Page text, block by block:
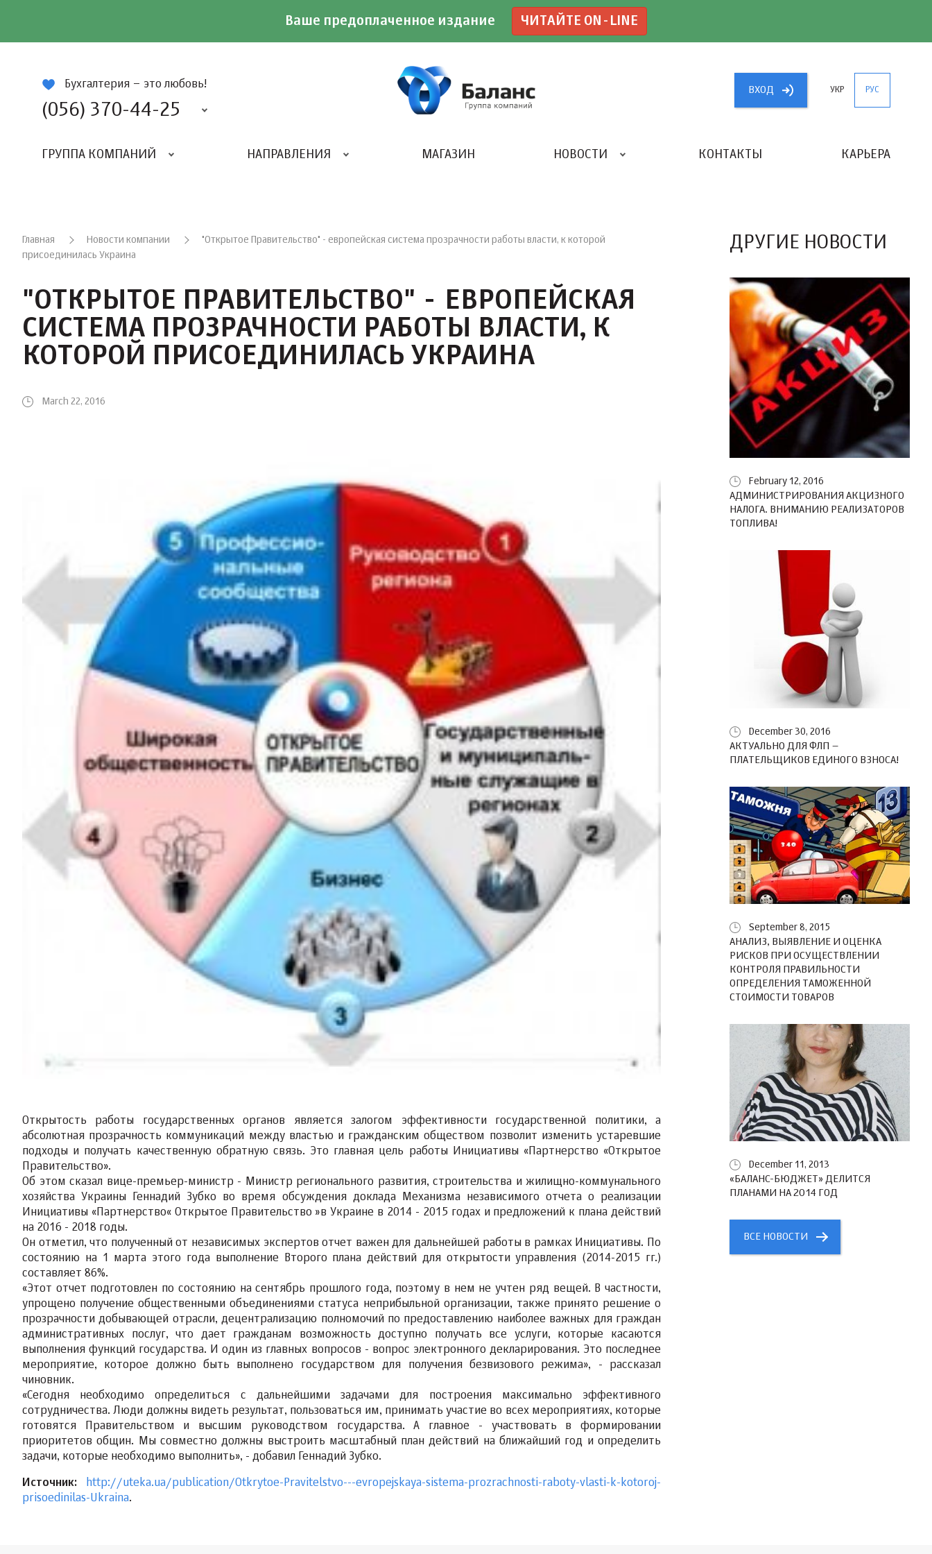
Ваше предоплаченное издание ЧИТАЙТЕ ON-LINE
Бухгалтерия – это любовь!
(056) 370-44-25
ВХОД УКР РУС
ГРУППА КОМПАНИЙ НАПРАВЛЕНИЯ МАГАЗИН НОВОСТИ КОНТАКТЫ КАРЬЕРА
Главная Новости компании
"Открытое Правительство" - европейская система прозрачности работы власти, к которой
присоединилась Украина
"ОТКРЫТОЕ ПРАВИТЕЛЬСТВО" - ЕВРОПЕЙСКАЯ
СИСТЕМА ПРОЗРАЧНОСТИ РАБОТЫ ВЛАСТИ, К
КОТОРОЙ ПРИСОЕДИНИЛАСЬ УКРАИНА
March 22, 2016
Открытость работы государственных органов является залогом эффективности государственной политики, а
абсолютная прозрачность коммуникаций между властью и гражданским обществом позволит изменить устаревшие
подходы и получать качественную обратную связь. Это главная цель работы Инициативы «Партнерство «Открытое
Правительство».
Об этом сказал вице-премьер-министр - Министр регионального развития, строительства и жилищно-коммунального
хозяйства Украины Геннадий Зубко во время обсуждения доклада Механизма независимого отчета о реализации
Инициативы «Партнерство« Открытое Правительство »в Украине в 2014 - 2015 годах и предложений к плана действий
на 2016 - 2018 годы.
Он отметил, что полученный от независимых экспертов отчет важен для дальнейшей работы в рамках Инициативы. По
состоянию на 1 марта этого года выполнение Второго плана действий для открытости управления (2014-2015 гг.)
составляет 86%.
«Этот отчет подготовлен по состоянию на сентябрь прошлого года, поэтому в нем не учтен ряд вещей. В частности,
упрощено получение общественными объединениями статуса неприбыльной организации, также принято решение о
прозрачности добывающей отрасли, децентрализацию полномочий по предоставлению наиболее важных для граждан
административных послуг, что дает гражданам возможность доступно получать все услуги, которые касаются
выполнения функций государства. И один из главных вопросов - вопрос электронного декларирования. Это последнее
мероприятие, которое должно быть выполнено государством для получения безвизового режима», - рассказал
чиновник.
«Сегодня необходимо определиться с дальнейшими задачами для построения максимально эффективного
сотрудничества. Люди должны видеть результат, пользоваться им, принимать участие во всех мероприятиях, которые
готовятся Правительством и высшим руководством государства. А главное - участвовать в формировании
приоритетов общин. Мы совместно должны выстроить масштабный план действий на ближайший год и определить
задачи, которые необходимо выполнить», - добавил Геннадий Зубко.
Источник:
http://uteka.ua/publication/Otkrytoe-Pravitelstvo---evropejskaya-sistema-prozrachnosti-raboty-vlasti-k-kotoroj-
prisoedinilas-Ukraina.
ДРУГИЕ НОВОСТИ
February 12, 2016
АДМИНИСТРИРОВАНИЯ АКЦИЗНОГО
НАЛОГА. ВНИМАНИЮ РЕАЛИЗАТОРОВ
ТОПЛИВА!
December 30, 2016
АКТУАЛЬНО ДЛЯ ФЛП –
ПЛАТЕЛЬЩИКОВ ЕДИНОГО ВЗНОСА!
September 8, 2015
АНАЛИЗ, ВЫЯВЛЕНИЕ И ОЦЕНКА
РИСКОВ ПРИ ОСУЩЕСТВЛЕНИИ
КОНТРОЛЯ ПРАВИЛЬНОСТИ
ОПРЕДЕЛЕНИЯ ТАМОЖЕННОЙ
СТОИМОСТИ ТОВАРОВ
December 11, 2013
«БАЛАНС-БЮДЖЕТ» ДЕЛИТСЯ
ПЛАНАМИ НА 2014 ГОД
ВСЕ НОВОСТИ